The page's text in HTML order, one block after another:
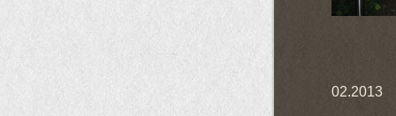
02.2013